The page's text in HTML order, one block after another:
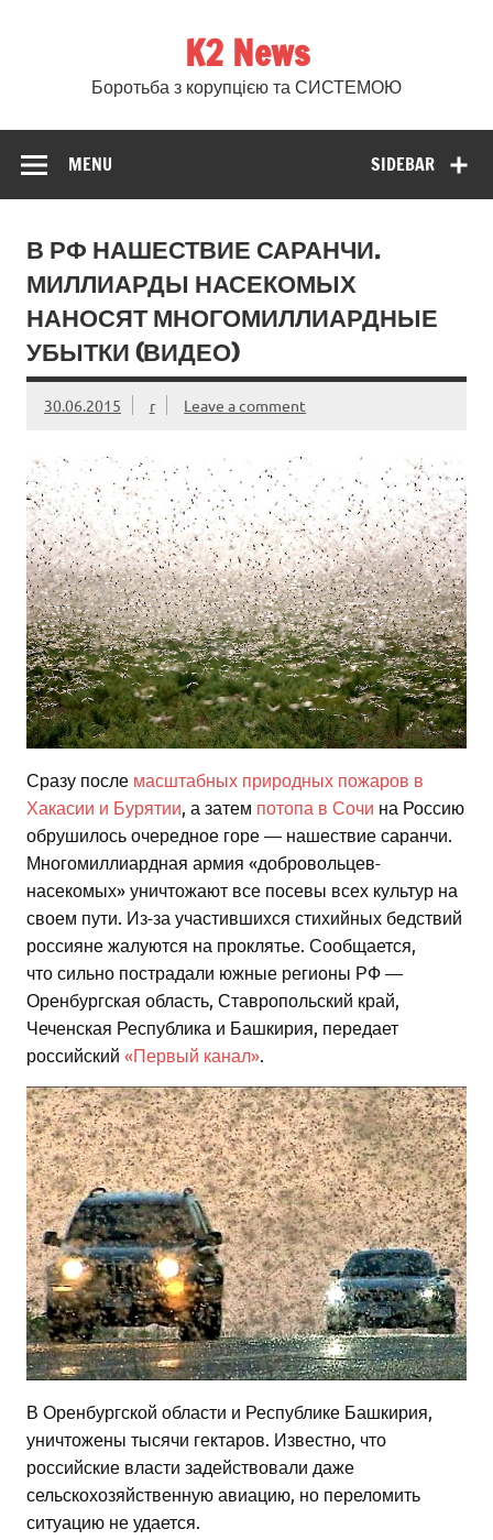
K2 News
Боротьба з корупцією та СИСТЕМОЮ
SIDEBAR
MENU
В РФ НАШЕСТВИЕ САРАНЧИ.
МИЛЛИАРДЫ НАСЕКОМЫХ
НАНОСЯТ МНОГОМИЛЛИАРДНЫЕ
УБЫТКИ (ВИДЕО)
30.06.2015 r Leave a comment
Сразу после масштабных природных пожаров в
Хакасии и Бурятии, а затем потопа в Сочи на Россию
обрушилось очередное горе — нашествие саранчи.
Многомиллиардная армия «добровольцев-
насекомых» уничтожают все посевы всех культур на
своем пути. Из-за участившихся стихийных бедствий
россияне жалуются на проклятье. Сообщается,
что сильно пострадали южные регионы РФ —
Оренбургская область, Ставропольский край,
Чеченская Республика и Башкирия, передает
российский «Первый канал».
В Оренбургской области и Республике Башкирия,
уничтожены тысячи гектаров. Известно, что
российские власти задействовали даже
сельскохозяйственную авиацию, но переломить
ситуацию не удается.